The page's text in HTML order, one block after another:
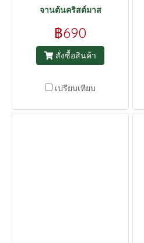
จานต้นคริสต์มาส
฿690
สั่งซื้อสินค้า
เปรียบเทียบ